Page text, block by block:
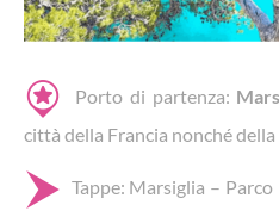
Porto di partenza:
città della Francia nonché della
Tappe: Marsiglia –